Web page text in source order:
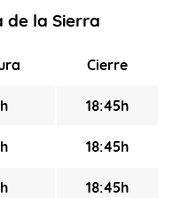
de la Sierra
Cierre
18:45h
18:45h
18:45h